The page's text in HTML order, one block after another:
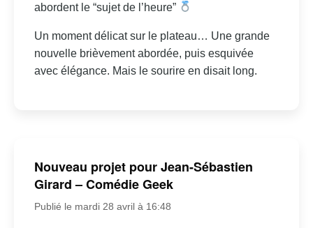
abordent le “sujet de l’heure”
Un moment délicat sur le plateau… Une grande
nouvelle brièvement abordée, puis esquivée
avec élégance. Mais le sourire en disait long.
Nouveau projet pour Jean-Sébastien
Girard – Comédie Geek
Publié le mardi 28 avril à 16:48